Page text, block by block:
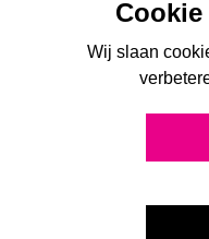
Zwart krijtbord
€29,99
Wij slaan